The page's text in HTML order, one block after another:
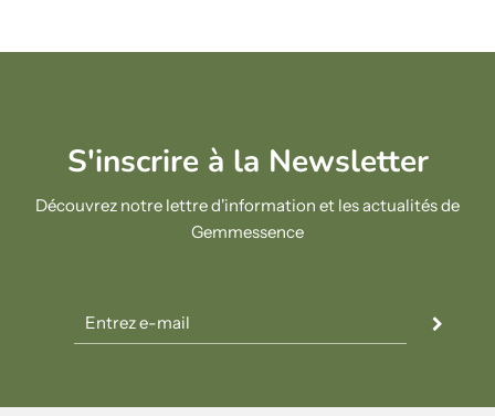
S'inscrire à la Newsletter
Découvrez notre lettre d'information et les actualités de
Gemmessence